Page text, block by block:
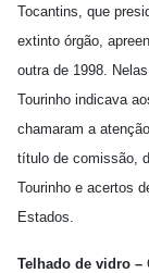
Tocantins, que
extinto órgão,
outra de 1998.
Tourinho indicava
chamaram a
título de comissão,
Tourinho e acertos
Estados.
Telhado de vidro –